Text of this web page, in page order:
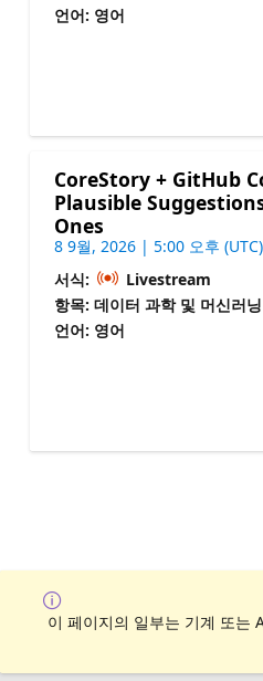
언어: 영어
CoreStory + GitHub
Plausible
Ones
8 9월, 2026 | 5:00 오후 (UTC)
서식:
Livestream
항목: 데이터 과학 및 머신러닝
언어: 영어
이 페이지의 일부는 기계 또는